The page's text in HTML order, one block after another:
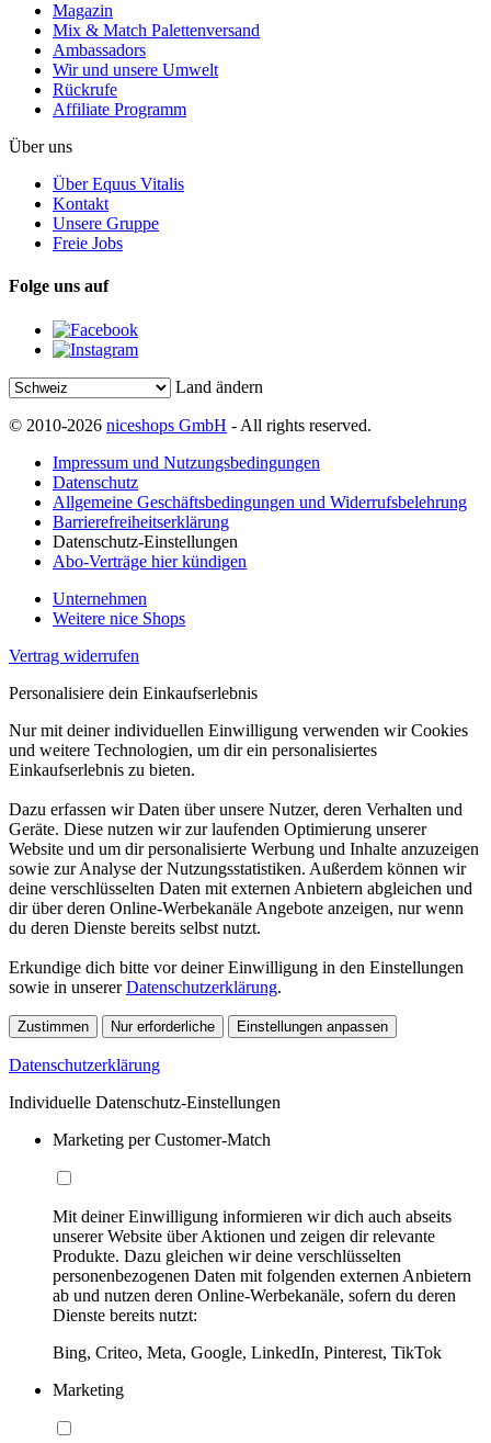
Magazin
Mix & Match Palettenversand
Ambassadors
Wir und unsere Umwelt
Rückrufe
Affiliate Programm
Über uns
Über Equus Vitalis
Kontakt
Unsere Gruppe
Freie Jobs
Folge uns auf
Land ändern
© 2010-2026 niceshops GmbH - All rights reserved.
Impressum und Nutzungsbedingungen
Datenschutz
Allgemeine Geschäftsbedingungen und Widerrufsbelehrung
Barrierefreiheitserklärung
Datenschutz-Einstellungen
Abo-Verträge hier kündigen
Unternehmen
Weitere nice Shops
Vertrag widerrufen
Personalisiere dein Einkaufserlebnis
Nur mit deiner individuellen Einwilligung verwenden wir Cookies
und weitere Technologien, um dir ein personalisiertes
Einkaufserlebnis zu bieten.
Dazu erfassen wir Daten über unsere Nutzer, deren Verhalten und
Geräte. Diese nutzen wir zur laufenden Optimierung unserer
Website und um dir personalisierte Werbung und Inhalte anzuzeigen
sowie zur Analyse der Nutzungsstatistiken. Außerdem können wir
deine verschlüsselten Daten mit externen Anbietern abgleichen und
dir über deren Online-Werbekanäle Angebote anzeigen, nur wenn
du deren Dienste bereits selbst nutzt.
Erkundige dich bitte vor deiner Einwilligung in den Einstellungen
sowie in unsererDatenschutzerklärung.
Zustimmen Nur erforderliche Einstellungen anpassen
Datenschutzerklärung
Individuelle Datenschutz-Einstellungen
Marketing per Customer-Match
Mit deiner Einwilligung informieren wir dich auch abseits
unserer Website über Aktionen und zeigen dir relevante
Produkte. Dazu gleichen wir deine verschlüsselten
personenbezogenen Daten mit folgenden externen Anbietern
ab und nutzen deren Online-Werbekanäle, sofern du deren
Dienste bereits nutzt:
Bing, Criteo, Meta, Google, LinkedIn, Pinterest, TikTok
Marketing